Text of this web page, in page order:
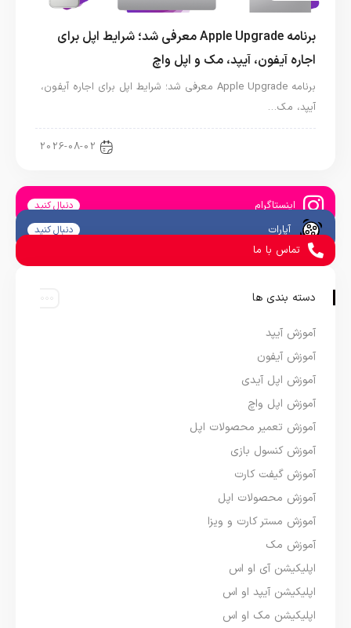
برنامه Apple Upgrade معرفی شد؛ شرایط اپل برای
اجاره آیفون، آیپد، مک و اپل واچ
برنامه Apple Upgrade معرفی شد؛ شرایط اپل برای اجاره آیفون،
آیپد، مک…
2026-08-02
اینستاگرام دنبال کنید
آپارات دنبال کنید
تماس با ما
دسته بندی ها
آموزش آیپد
آموزش آیفون
آموزش اپل آیدی
آموزش اپل واچ
آموزش تعمیر محصولات اپل
آموزش کنسول بازی
آموزش گیفت کارت
آموزش محصولات اپل
آموزش مستر کارت و ویزا
آموزش مک
اپلیکیشن آی او اس
اپلیکیشن آیپد او اس
اپلیکیشن مک او اس